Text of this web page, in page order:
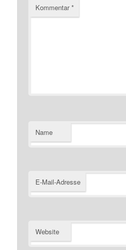
Kommentar*
Name
E-Mail-Adresse
Website